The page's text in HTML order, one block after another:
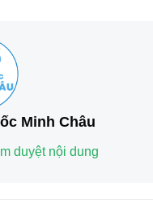
Minh Châu
duyệt nội dung